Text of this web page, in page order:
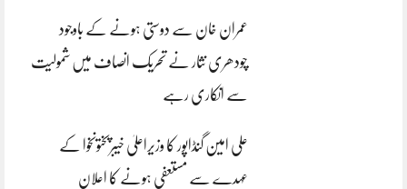
عمران خان سے دوستی ہونے کے باوجود
چودھری نثار نے تحریک انصاف میں شمولیت
سے انکاری رہے
علی امین گنڈاپور کا وزیراعلیٰ خیبرپختونخوا کے
عہدے سے مستعفی ہونے کا اعلان